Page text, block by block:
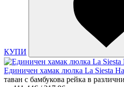
КУПИ
Единичен хамак люлка La Siesta
таван с бамбукова рейка в